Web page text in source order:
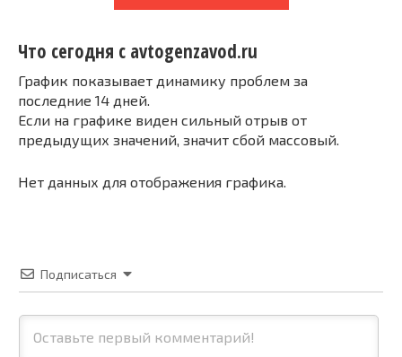
Что сегодня с avtogenzavod.ru
График показывает динамику проблем за
последние 14 дней.
Если на графике виден сильный отрыв от
предыдущих значений, значит сбой массовый.
Нет данных для отображения графика.
Подписаться